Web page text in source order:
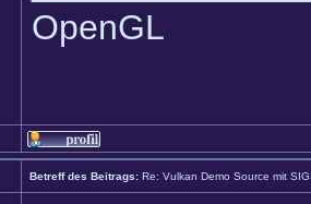
OpenGL
Betreff des Beitrags: Re: Vulkan Demo Source mit